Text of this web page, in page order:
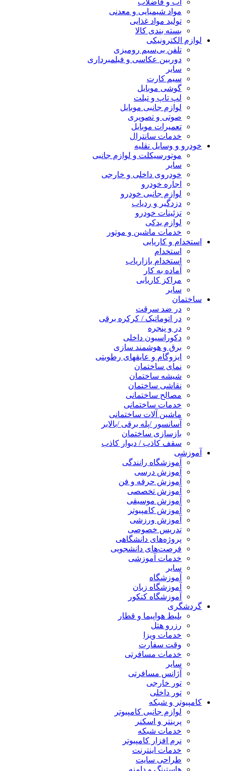
آب و فاضلاب
مواد شیمیایی و معدنی
تولید مواد غذایی
بسته بندی کالا
لوازم الکترونیکی
تلفن بی‌سیم رومیزی
دوربین عکاسی و فیلمبرداری
سایر
سیم کارت
گوشی موبایل
لپ تاپ و تبلت
لوازم جانبی موبایل
صوتی و تصویری
تعمیرات موبایل
خدمات سانترال
خودرو و وسایل نقلیه
موتورسیکلت و لوازم جانبی
سایر
خودروی داخلی و خارجی
اجاره خودرو
لوازم جانبی خودرو
دزدگیر و ردیاب
تزئینات خودرو
لوازم یدکی
خدمات ماشین و موتور
استخدام و کاریابی
استخدام
استخدام بازاریاب
آماده به کار
مراکز کاریابی
سایر
ساختمان
در ضد سرقت
در اتوماتیک / کرکره برقی
در و پنجره
دکوراسیون داخلی
برق و هوشمند سازی
ایزوگام و عایقهای رطوبتی
نمای ساختمان
شیشه ساختمان
نقاشی ساختمان
مصالح ساختمانی
خدمات ساختمانی
ماشین آلات ساختمانی
آسانسور /پله برقی /بالابر
بازسازی ساختمان
سقف کاذب / دیوار کاذب
آموزشی
آموزشگاه رانندگی
آموزش درسی
آموزش حرفه و فن
آموزش تخصصی
آموزش موسیقی
آموزش کامپیوتر
آموزش ورزشی
تدریس خصوصی
پروژه‌های دانشگاهی
فرصت‌های دانشجویی
خدمات آموزشی
سایر
آموزشگاه
آموزشگاه زبان
آموزشگاه کنکور
گردشگری
بلیط هواپیما و قطار
رزرو هتل
خدمات ویزا
وقت سفارت
خدمات مسافرتی
سایر
آژانس مسافرتی
تور خارجی
تور داخلی
کامپیوتر و شبکه
لوازم جانبی کامپیوتر
پرینتر و اسکنر
خدمات شبکه
نرم افزار کامپیوتر
خدمات اینترنت
طراحی سایت